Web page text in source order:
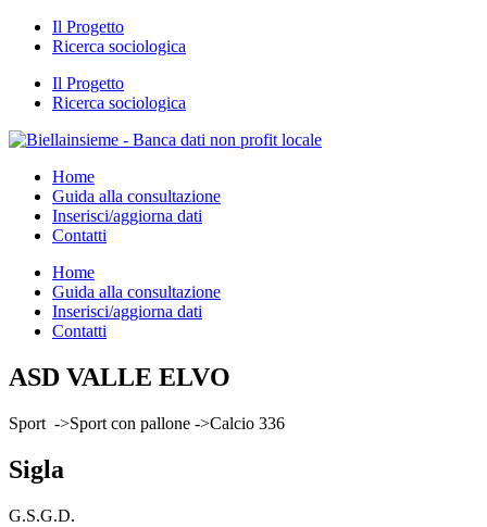
Il Progetto
Ricerca sociologica
Il Progetto
Ricerca sociologica
Home
Guida alla consultazione
Inserisci/aggiorna dati
Contatti
Home
Guida alla consultazione
Inserisci/aggiorna dati
Contatti
ASD VALLE ELVO
Sport ->Sport con pallone ->Calcio 336
Sigla
G.S.G.D.